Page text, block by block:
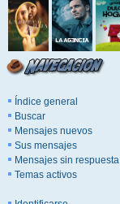
Índice general
Buscar
Mensajes nuevos
Sus mensajes
Mensajes sin respuesta
Temas activos